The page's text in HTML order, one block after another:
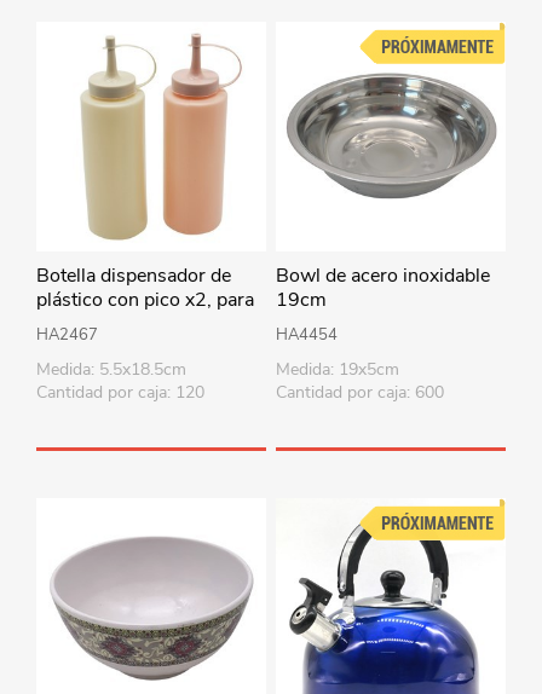
Botella dispensador de
plástico con pico x2, para
salsas, en bolsa
HA2467
Medida: 5.5x18.5cm
Cantidad por caja: 120
Bowl de acero inoxidable
19cm
HA4454
Medida: 19x5cm
Cantidad por caja: 600